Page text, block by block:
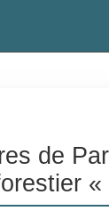
de
«